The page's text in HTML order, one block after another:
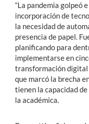
“La pandemia golpeó
incorporación de
la necesidad de
presencia de papel.
planificando para
implementarse en
transformación digital
que marcó la brecha
tienen la capacidad
la académica.